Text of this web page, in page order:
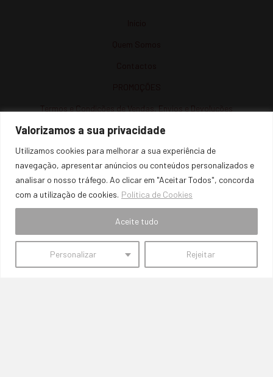
Valorizamos a sua privacidade
Utilizamos cookies para melhorar a sua experiência de
navegação, apresentar anúncios ou conteúdos personalizados e
analisar o nosso tráfego. Ao clicar em "Aceitar Todos", concorda
com a utilização de cookies. Política de Cookies
Personalizar Rejeitar
Aceite tudo
Termos e Condições de Vendas, Envios e Devoluções
Termos e Condições
Política de Privacidade
Resolução de Litígios
© 2026 Sem Fronteiras Parts. Powered by Like My Web
Reserved.